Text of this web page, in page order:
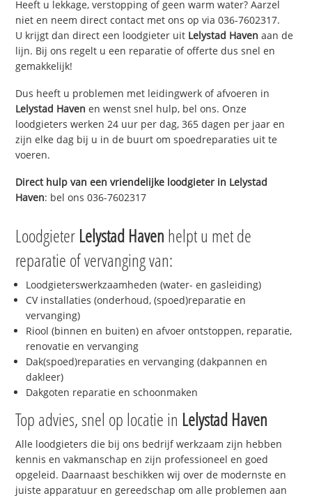
Heeft u lekkage, verstopping of geen warm water? Aarzel
niet en neem direct contact met ons op via 036-7602317.
U krijgt dan direct een loodgieter uit Lelystad Haven aan de
lijn. Bij ons regelt u een reparatie of offerte dus snel en
gemakkelijk!
Dus heeft u problemen met leidingwerk of afvoeren in
Lelystad Haven en wenst snel hulp, bel ons. Onze
loodgieters werken 24 uur per dag, 365 dagen per jaar en
zijn elke dag bij u in de buurt om spoedreparaties uit te
voeren.
Direct hulp van een vriendelijke loodgieter in Lelystad
Haven: bel ons 036-7602317
Loodgieter Lelystad Haven helpt u met de
reparatie of vervanging van:
Loodgieterswerkzaamheden (water- en gasleiding)
CV installaties (onderhoud, (spoed)reparatie en
vervanging)
Riool (binnen en buiten) en afvoer ontstoppen, reparatie,
renovatie en vervanging
Dak(spoed)reparaties en vervanging (dakpannen en
dakleer)
Dakgoten reparatie en schoonmaken
Top advies, snel op locatie in Lelystad Haven
Alle loodgieters die bij ons bedrijf werkzaam zijn hebben
kennis en vakmanschap en zijn professioneel en goed
opgeleid. Daarnaast beschikken wij over de modernste en
juiste apparatuur en gereedschap om alle problemen aan